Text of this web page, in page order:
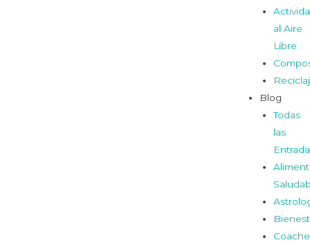
al Aire
Libre
Blog
Todas
las